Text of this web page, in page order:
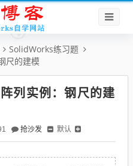
SolidWorks练习题
尺的建模
列实例：钢尺的建
抢沙发 默认